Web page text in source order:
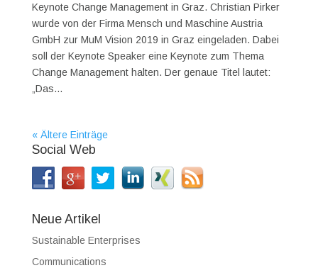
Keynote Change Management in Graz. Christian Pirker
wurde von der Firma Mensch und Maschine Austria
GmbH zur MuM Vision 2019 in Graz eingeladen. Dabei
soll der Keynote Speaker eine Keynote zum Thema
Change Management halten. Der genaue Titel lautet:
„Das...
« Ältere Einträge
Social Web
Neue Artikel
Sustainable Enterprises
Communications